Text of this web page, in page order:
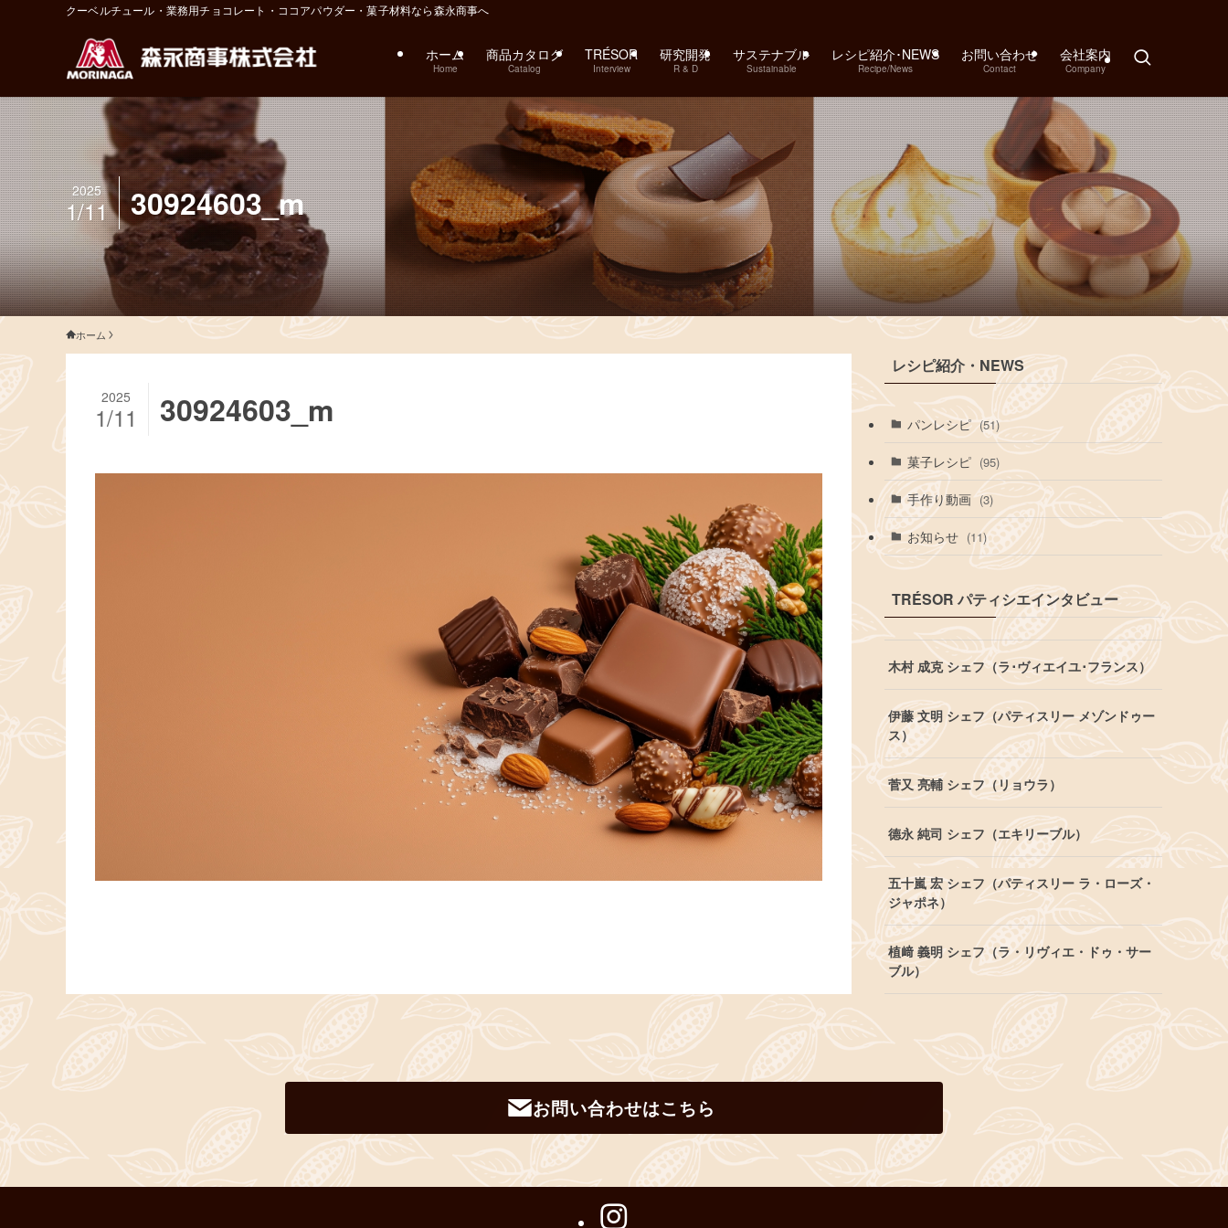
クーベルチュール・業務用チョコレート・ココアパウダー・菓子材料なら森永商事へ
ホーム
Home
商品カタログ
Catalog
TRÉSOR
Interview
研究開発
R & D
サステナブル
Sustainable
レシピ紹介･NEWS
Recipe/News
お問い合わせ
Contact
会社案内
Company
30924603_m
2025
1/11
ホーム
30924603_m
2025
1/11
レシピ紹介・NEWS
パンレシピ (51)
菓子レシピ (95)
手作り動画 (3)
お知らせ (11)
TRÉSOR パティシエインタビュー
木村 成克 シェフ（ラ･ヴィエイユ･フランス）
伊藤 文明 シェフ（パティスリー メゾンドゥー
ス）
菅又 亮輔 シェフ（リョウラ）
德永 純司 シェフ（エキリーブル）
五十嵐 宏 シェフ（パティスリー ラ・ローズ・
ジャポネ）
植﨑 義明 シェフ（ラ・リヴィエ・ドゥ・サー
ブル）
お問い合わせはこちら